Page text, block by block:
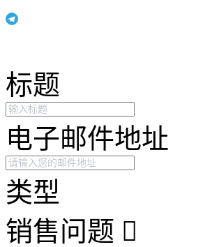
标题
电子邮件地址
类型
销售问题